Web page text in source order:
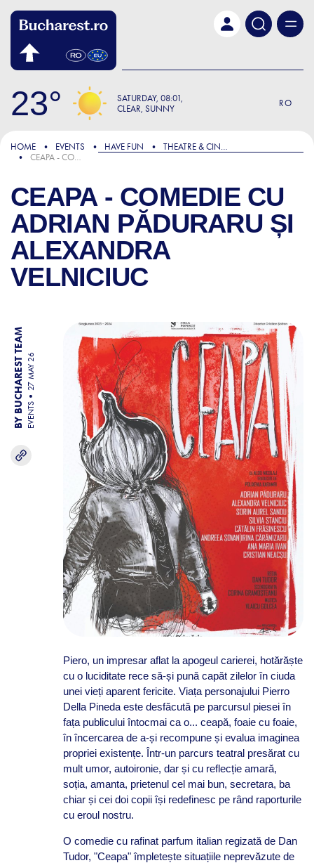
23 SATURDAY 08:01
CLEAR, SUNNY
RO
HOME EVENTS HAVE FUN
THEATRE & CINEMA
CEAPA - COMEDIE CU ADRIAN PĂDURARU ȘI ALEXANDRA VELNICIUC
CEAPA - COMEDIE CU
ADRIAN PĂDURARU ȘI
ALEXANDRA
VELNICIUC
BY BUCHAREST TEAM EVENTS
27 MAY 26
Piero, un impresar aflat la apogeul carierei, hotărăște
cu o luciditate rece să-și pună capăt zilelor în ciuda
unei vieți aparent fericite. Viața personajului Pierro
Della Pineda este desfăcută pe parcursul piesei în
fața publicului întocmai ca o... ceapă, foaie cu foaie,
în încercarea de a-și recompune și evalua imaginea
propriei existențe. Într-un parcurs teatral presărat cu
mult umor, autoironie, dar și cu reflecție amară,
soția, amanta, prietenul cel mai bun, secretara, ba
chiar și cei doi copii își redefinesc pe rând raporturile
cu eroul nostru.
O comedie cu rafinat parfum italian regizată de Dan
Tudor, "Ceapa" împletește situațiile neprevăzute de